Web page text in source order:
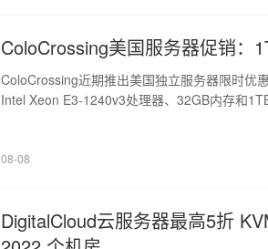
ColoCrossing美国服务器促销：
ColoCrossing近期推出美国独立服务器限时优
Intel Xeon E3-1240v3处理器、32GB内存和
!important;height: 1em !
08-08
DigitalCloud云服务器最高5折